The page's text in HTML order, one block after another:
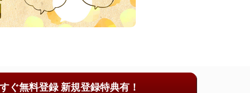
ぐ無料登録 新規登録特典有！